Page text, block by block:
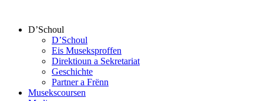
D’Schoul
D’Schoul
Eis Museksproffen
Direktioun a Sekretariat
Geschichte
Partner a Frënn
Musekscoursen